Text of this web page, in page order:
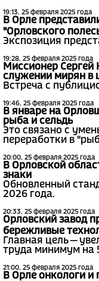
19:13, 25 февраля 2025 года
В Орле
"Орловского
Экспозиция
19:28, 25 февраля 2025 года
Миссионер
служении мирян в
Встреча с
19:46, 25 февраля 2025 года
В январе на
рыба и сельдь
Это связано с
переработки в
20:00, 25 февраля 2025 года
В Орловской
знаки
Обновленный
2026 года.
20:33, 25 февраля 2025 года
Орловский завод
бережливые
Главная цель —
труда минимум на
21:00, 25 февраля 2025 года
В Орле онкологи и